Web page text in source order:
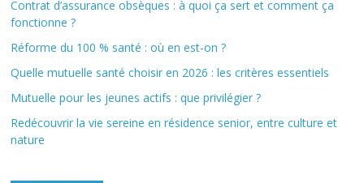
Contrat d’assurance obsèques : à quoi ça sert et comment ça
fonctionne ?
Réforme du 100 % santé : où en est-on ?
Quelle mutuelle santé choisir en 2026 : les critères essentiels
Mutuelle pour les jeunes actifs : que privilégier ?
Redécouvrir la vie sereine en résidence senior, entre culture et
nature